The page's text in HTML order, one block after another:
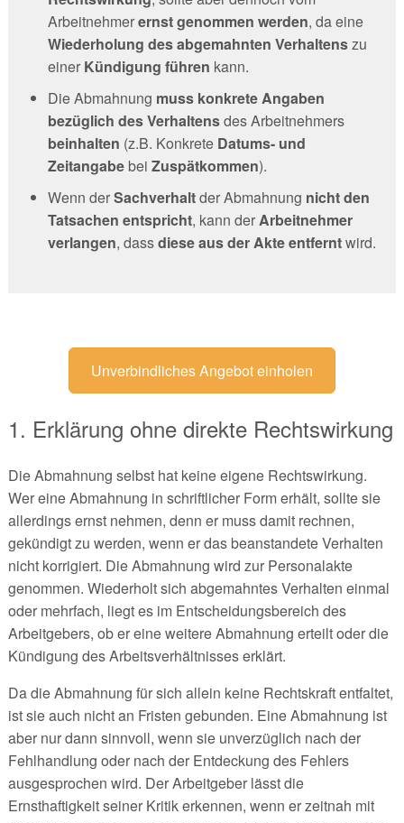
Arbeitnehmerernst genommen werden, da eine
Wiederholung des abgemahnten Verhaltenszu
einer Kündigung führen kann.
Die Abmahnung muss konkrete Angaben
bezüglich des Verhaltensdes Arbeitnehmers
beinhalten (z.B. Konkrete Datums- und
Zeitangabebei Zuspätkommen).
Wenn derSachverhaltder Abmahnung nicht den
Tatsachen entspricht, kann derArbeitnehmer
verlangen, dassdiese aus derAkte entferntwird.
Unverbindliches Angebot einholen
1. Erklärung ohne direkte Rechtswirkung
Die Abmahnung selbst hat keine eigene Rechtswirkung.
Wer eine Abmahnung in schriftlicher Form erhält, sollte sie
allerdings ernst nehmen, denn er muss damit rechnen,
gekündigt zu werden, wenn er das beanstandete Verhalten
nicht korrigiert. Die Abmahnung wird zur Personalakte
genommen. Wiederholt sich abgemahntes Verhalten einmal
oder mehrfach, liegt es im Entscheidungsbereich des
Arbeitgebers, ob er eine weitere Abmahnung erteilt oder die
Kündigung des Arbeitsverhältnisses erklärt.
Da die Abmahnung für sich allein keine Rechtskraft entfaltet,
ist sie auch nicht an Fristen gebunden. Eine Abmahnung ist
aber nur dann sinnvoll, wenn sie unverzüglich nach der
Fehlhandlung oder nach der Entdeckung des Fehlers
ausgesprochen wird. Der Arbeitgeber lässt die
Ernsthaftigkeit seiner Kritik erkennen, wenn er zeitnah mit